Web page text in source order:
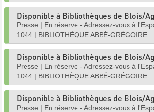
Disponible à Bibliothèques de Blois/
Presse | En réserve - Adressez-vous à
1044 | BIBLIOTHÈQUE ABBÉ-GRÉGOIRE
Disponible à Bibliothèques de Blois/
Presse | En réserve - Adressez-vous à
1044 | BIBLIOTHÈQUE ABBÉ-GRÉGOIRE
Disponible à Bibliothèques de Blois/
Presse | En réserve - Adressez-vous à